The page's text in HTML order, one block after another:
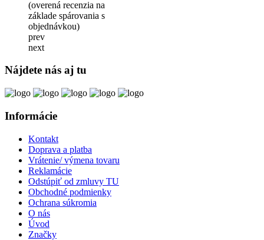
(overená recenzia na
základe spárovania s
objednávkou)
prev
next
Nájdete nás aj tu
Informácie
Kontakt
Doprava a platba
Vrátenie/ výmena tovaru
Reklamácie
Odstúpiť od zmluvy TU
Obchodné podmienky
Ochrana súkromia
O nás
Úvod
Značky